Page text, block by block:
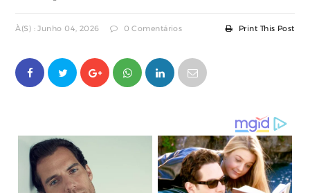
À(s) : Junho 04, 2026 0 Comentários Print This Post